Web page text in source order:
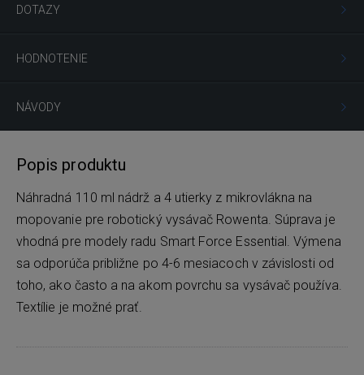
DOTAZY
HODNOTENIE
NÁVODY
Popis produktu
Náhradná 110 ml nádrž a 4 utierky z mikrovlákna na
mopovanie pre robotický vysávač Rowenta. Súprava je
vhodná pre modely radu Smart Force Essential. Výmena
sa odporúča približne po 4-6 mesiacoch v závislosti od
toho, ako často a na akom povrchu sa vysávač používa.
Textílie je možné prať.